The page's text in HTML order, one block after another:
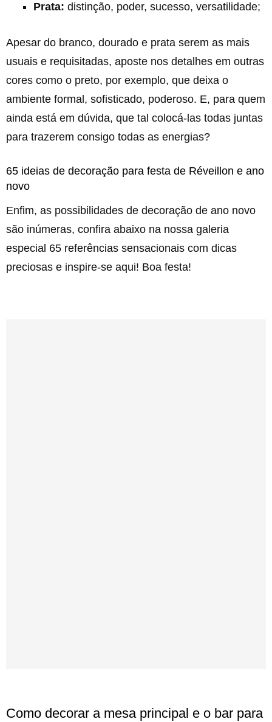
Prata: distinção, poder, sucesso, versatilidade;
Apesar do branco, dourado e prata serem as mais
usuais e requisitadas, aposte nos detalhes em outras
cores como o preto, por exemplo, que deixa o
ambiente formal, sofisticado, poderoso. E, para quem
ainda está em dúvida, que tal colocá-las todas juntas
para trazerem consigo todas as energias?
65 ideias de decoração para festa de Réveillon e ano
novo
Enfim, as possibilidades de decoração de ano novo
são inúmeras, confira abaixo na nossa galeria
especial 65 referências sensacionais com dicas
preciosas e inspire-se aqui! Boa festa!
Como decorar a mesa principal e o bar para